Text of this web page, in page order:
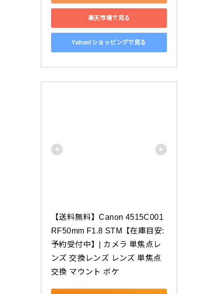
楽天市場で見る
Yahoo!ショッピングで見る
【送料無料】Canon 4515C001
RF50mm F1.8 STM【在庫目安:
予約受付中】| カメラ 単焦点レ
ンズ 交換レンズ レンズ 単焦点
交換 マウント ボケ